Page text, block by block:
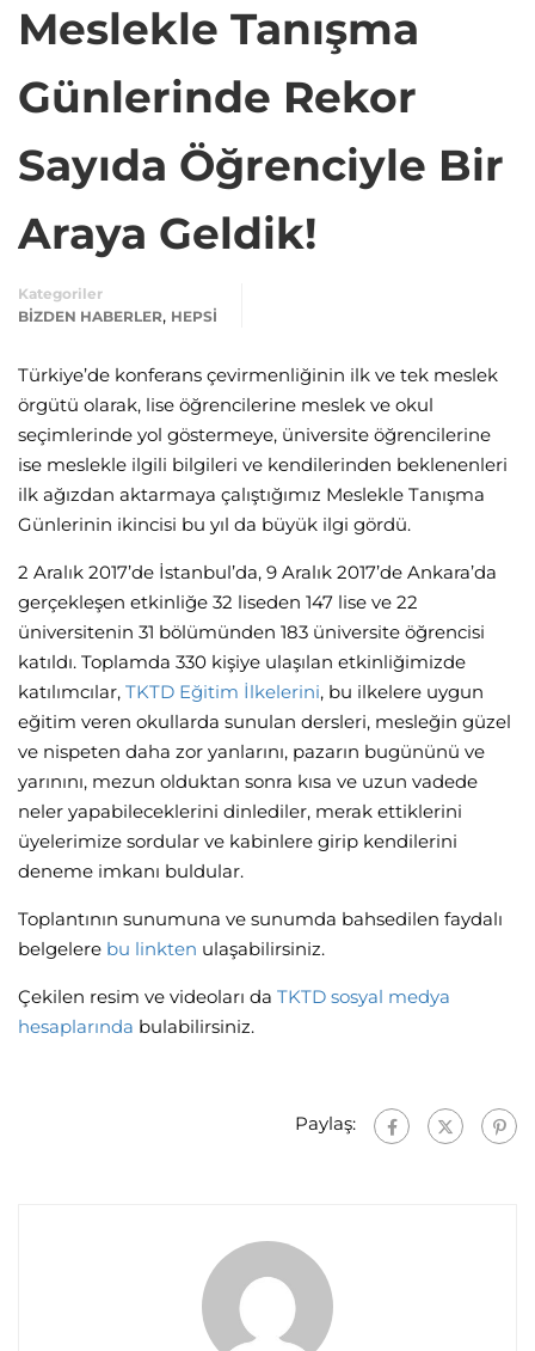
Meslekle Tanışma
Günlerinde Rekor
Sayıda Öğrenciyle Bir
Araya Geldik!
Kategoriler
BIZDEN HABERLER, HEPSI
Türkiye’de konferans çevirmenliğinin ilk ve tek meslek
örgütü olarak, lise öğrencilerine meslek ve okul
seçimlerinde yol göstermeye, üniversite öğrencilerine
ise meslekle ilgili bilgileri ve kendilerinden beklenenleri
ilk ağızdan aktarmaya çalıştığımız Meslekle Tanışma
Günlerinin ikincisi bu yıl da büyük ilgi gördü.
2 Aralık 2017’de İstanbul’da, 9 Aralık 2017’de Ankara’da
gerçekleşen etkinliğe 32 liseden 147 lise ve 22
üniversitenin 31 bölümünden 183 üniversite öğrencisi
katıldı. Toplamda 330 kişiye ulaşılan etkinliğimizde
katılımcılar, TKTD Eğitim İlkelerini, bu ilkelere uygun
eğitim veren okullarda sunulan dersleri, mesleğin güzel
ve nispeten daha zor yanlarını, pazarın bugününü ve
yarınını, mezun olduktan sonra kısa ve uzun vadede
neler yapabileceklerini dinlediler, merak ettiklerini
üyelerimize sordular ve kabinlere girip kendilerini
deneme imkanı buldular.
Toplantının sunumuna ve sunumda bahsedilen faydalı
belgelere bu linkten ulaşabilirsiniz.
Çekilen resim ve videoları da TKTD sosyal medya
hesaplarında bulabilirsiniz.
Paylaş: